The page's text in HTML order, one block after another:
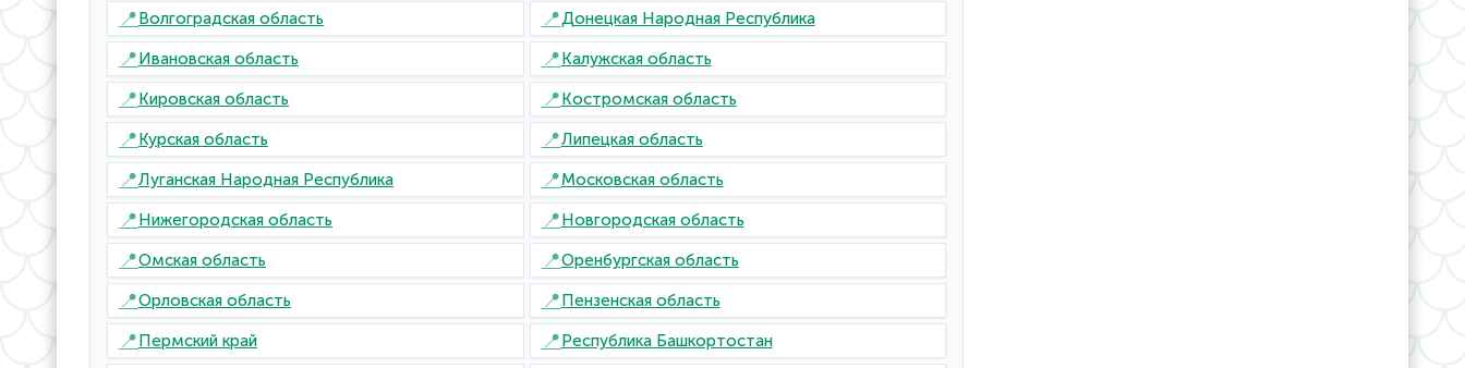
📍Волгоградская область 📍Донецкая Народная Республика
📍Ивановская область 📍Калужская область
📍Кировская область 📍Костромская область
📍Курская область 📍Липецкая область
📍Луганская Народная Республика 📍Московская область
📍Нижегородская область 📍Новгородская область
📍Омская область 📍Оренбургская область
📍Орловская область 📍Пензенская область
📍Пермский край 📍Республика Башкортостан